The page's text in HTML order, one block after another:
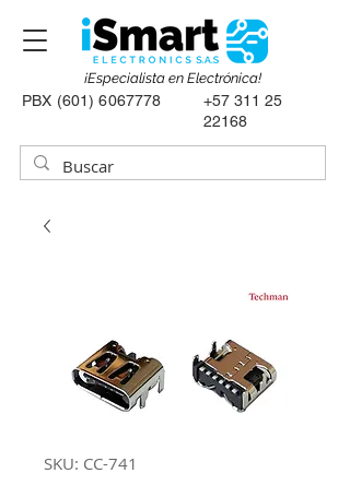
PBX (601) 6067778
+57 311 25
22168
¡Especialista en Electrónica!
SKU: CC-741